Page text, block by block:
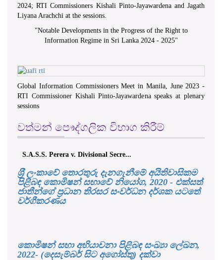
2024; RTI Commissioners Kishali Pinto-Jayawardena and Jagath
Liyana Arachchi at the sessions.
"Notable Developments in the Progress of the Right to
Information Regime in Sri Lanka 2024 - 2025"
Global Information Commissioners Meet in Manila, June 2023 -
RTI Commissioner Kishali Pinto-Jayawardena speaks at plenary
sessions
වත්මන් පෞද්ගලික විභාග කිරීම්
S.A.S.S. Perera v. Divisional Secre...
ශ‍්‍රී ලංකාවේ තොරතුරු දැනගැනීමේ අයිතිවාසිකම
පිළිබඳ කොමිෂන් සභාවේ නියෝග, 2020 - එක්සත්
ජාතීන්ගේ ප්‍රධාන තිරසර සංවර්ධන දර්ශක යටතේ
වර්ගීකරණය
කොමිෂන් සභා අභියාචනා පිළිබඳ සංඛ්‍යා ලේඛන,
2022- (දෙසැම්බර් සිට අගෝස්තු) දක්වා